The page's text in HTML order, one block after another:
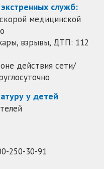
служб:
медицинской
взрывы, ДТП: 112
действия сети/
у детей
250-30-91